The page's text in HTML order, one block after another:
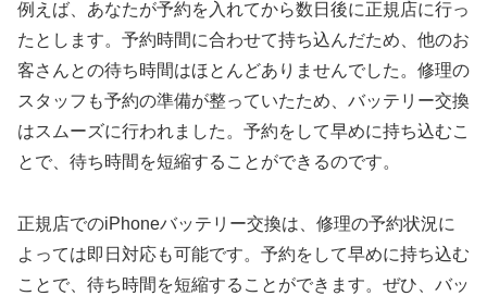
例えば、あなたが予約を入れてから数日後に正規店に行っ
たとします。予約時間に合わせて持ち込んだため、他のお
客さんとの待ち時間はほとんどありませんでした。修理の
スタッフも予約の準備が整っていたため、バッテリー交換
はスムーズに行われました。予約をして早めに持ち込むこ
とで、待ち時間を短縮することができるのです。
正規店でのiPhoneバッテリー交換は、修理の予約状況に
よっては即日対応も可能です。予約をして早めに持ち込む
ことで、待ち時間を短縮することができます。ぜひ、バッ